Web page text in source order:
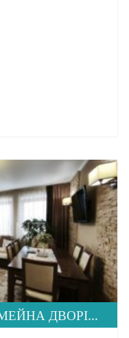
ЗДАЄТЬСЯ В ОРЕНДУ СІМЕЙНА ДВОРІВНЕВА КВАРТИРА В М. УЖГОРОД